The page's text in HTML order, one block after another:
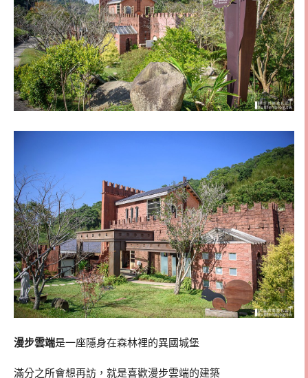
漫步雲端是一座隱身在森林裡的異國城堡
滿分之所會想再訪，就是喜歡漫步雲端的建築